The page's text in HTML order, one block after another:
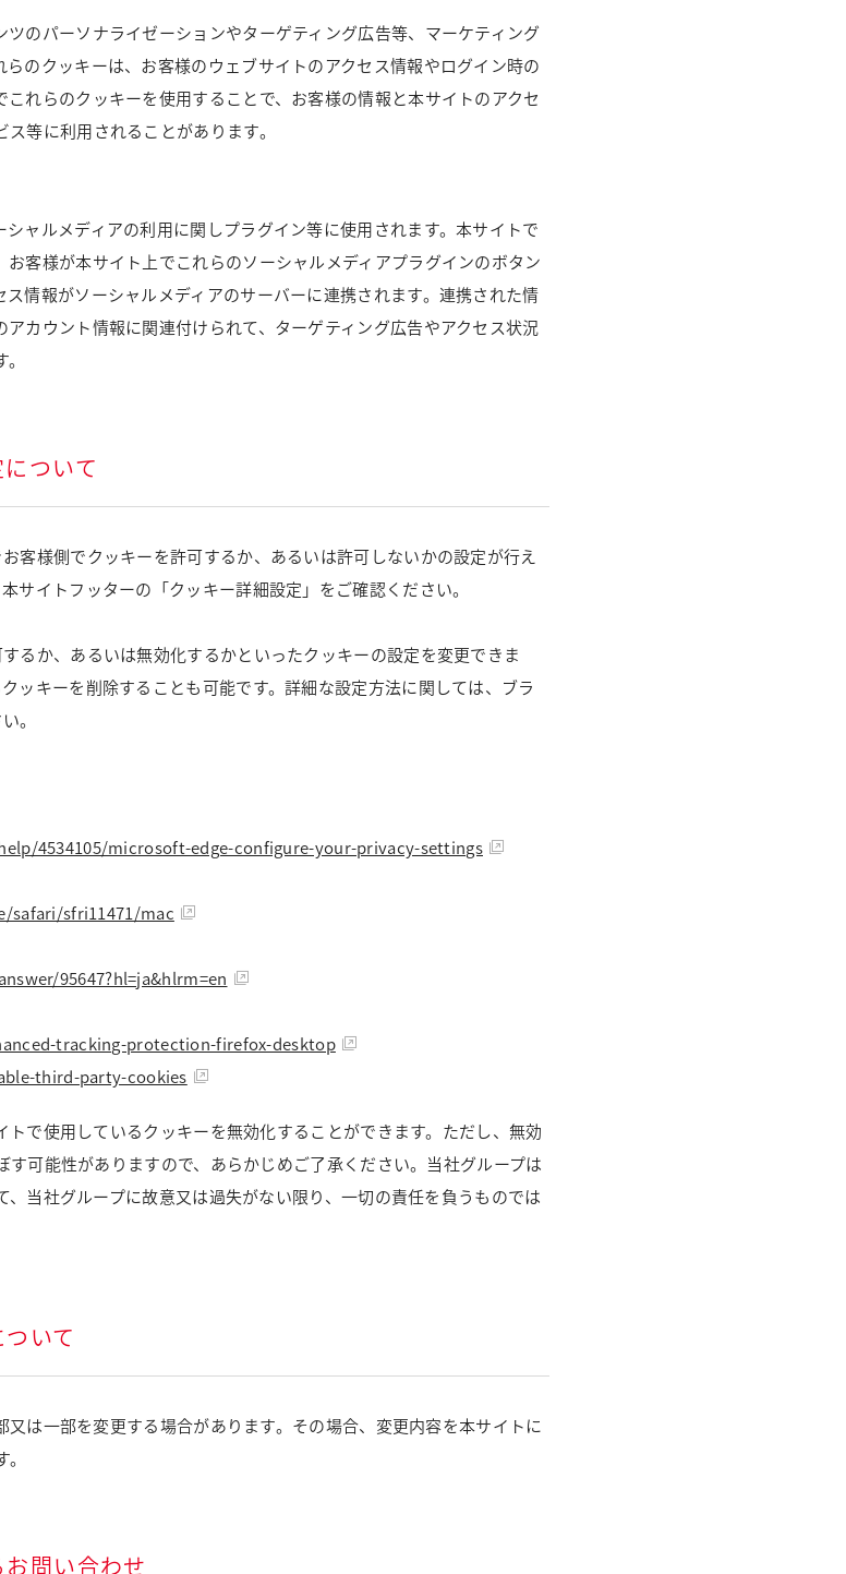
のパーソナライゼーションやターゲティング広告等、マーケティング
のクッキーは、お客様のウェブサイトのアクセス情報やログイン時の
れらのクッキーを使用することで、お客様の情報と本サイトのアクセ
等に利用されることがあります。
ャルメディアの利用に関しプラグイン等に使用されます。本サイトで
客様が本サイト上でこれらのソーシャルメディアプラグインのボタン
情報がソーシャルメディアのサーバーに連携されます。連携された情
カウント情報に関連付けられて、ターゲティング広告やアクセス状況
ついて
客様側でクッキーを許可するか、あるいは許可しないかの設定が行え
サイトフッターの「クッキー詳細設定」をご確認ください。
るか、あるいは無効化するかといったクッキーの設定を変更できま
ッキーを削除することも可能です。詳細な設定方法に関しては、ブラ
。
4534105/microsoft-edge-configure-your-privacy-settings
safari/sfri11471/mac
95647?hl=ja&hlrm=en
tracking-protection-firefox-desktop
third-party-cookies
で使用しているクッキーを無効化することができます。ただし、無効
可能性がありますので、あらかじめご了承ください。当社グループは
当社グループに故意又は過失がない限り、一切の責任を負うものでは
いて
は一部を変更する場合があります。その場合、変更内容を本サイトに
問い合わせ